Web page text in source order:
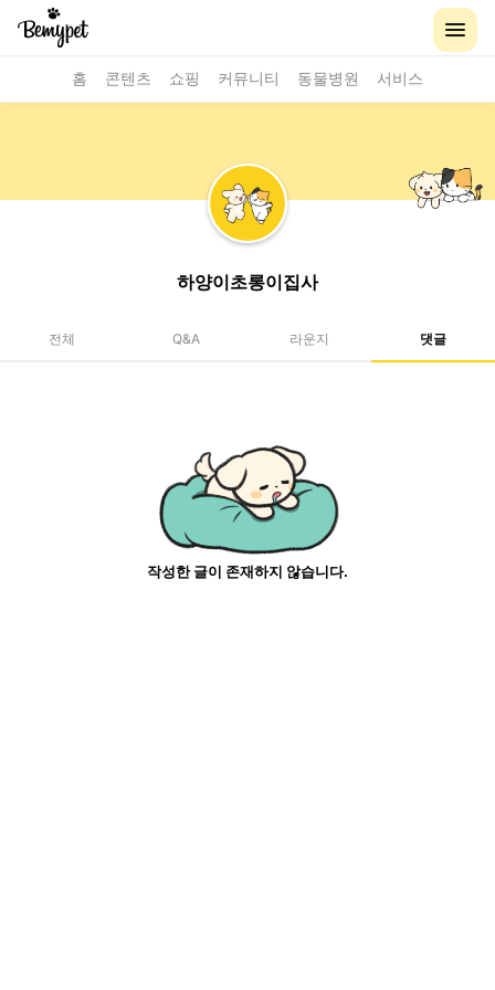
홈 콘텐츠 쇼핑 커뮤니티 동물병원 서비스
하양이초롱이집사
전체 Q&A 라운지 댓글
작성한 글이 존재하지 않습니다.